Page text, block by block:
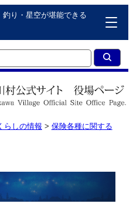
り・星空が堪能できる
らしの情報 > 保険各種に関する